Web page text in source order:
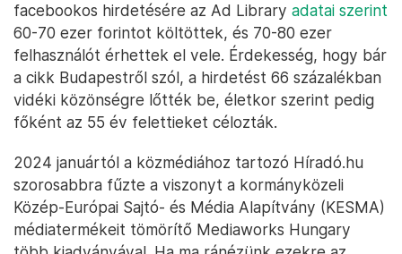
facebookos hirdetésére az Ad Library adatai szerint
60-70 ezer forintot költöttek, és 70-80 ezer
felhasználót érhettek el vele. Érdekesség, hogy bár
a cikk Budapestről szól, a hirdetést 66 százalékban
vidéki közönségre lőtték be, életkor szerint pedig
főként az 55 év felettieket célozták.
2024 januártól a közmédiához tartozó Híradó.hu
szorosabbra fűzte a viszonyt a kormányközeli
Közép-Európai Sajtó- és Média Alapítvány (KESMA)
médiatermékeit tömörítő Mediaworks Hungary